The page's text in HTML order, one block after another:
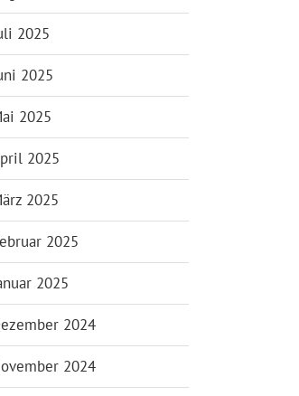
2025
2025
2025
2025
2025
2025
2025
2024
2024